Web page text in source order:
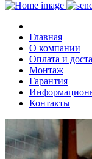
Главная
О компании
Оплата и
Монтаж
Гарантия
Контакты